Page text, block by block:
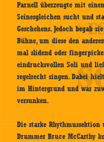
Parnell überzeugte mit
Seinesgleichen sucht und
Geschehens. Jedoch begab
Bühne, um diese den
mal slidend oder
eindrucksvollen Soli und
regelrecht singen. Dabei
im Hintergrund und war
versunken.
Die starke Rhythmussektion
Drummer Bruce McCarthy